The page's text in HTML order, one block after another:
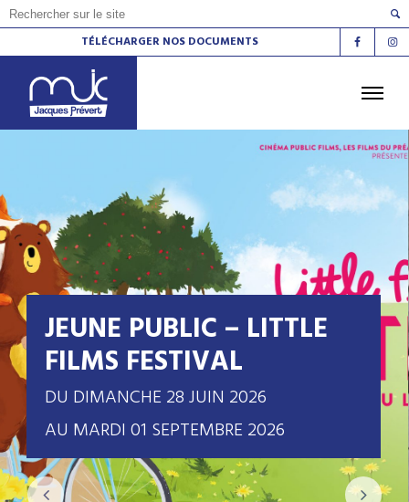
TÉLÉCHARGER NOS DOCUMENTS
L'AGENDA LES ATELIERS
LES ESPACES DE VIE SOCIALE
LA RADIO LA MJC LES LIEUX
JEUNE PUBLIC – LITTLE
FILMS FESTIVAL
DU DIMANCHE 28 JUIN 2026
AU MARDI 01 SEPTEMBRE 2026